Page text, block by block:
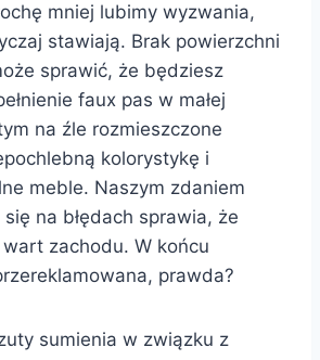
mniej lubimy wyzwania,
stawiają. Brak powierzchni
sprawić, że będziesz
faux pas w małej
na źle rozmieszczone
kolorystykę i
meble. Naszym zdaniem
na błędach sprawia, że
zachodu. W końcu
prawda?
sumienia w związku z